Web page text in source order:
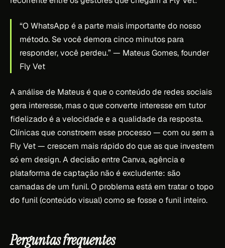
“O WhatsApp é a parte mais importante do nosso
método. Se você demora cinco minutos para
responder, você perdeu.”— Mateus Gomes, founder
Fly Vet
A análise de Mateus é que o conteúdo de redes sociais
gera interesse, mas o que converte interesse em tutor
fidelizado é a velocidade e a qualidade da resposta.
Clínicas que constroem esse processo — com ou sem a
Fly Vet — crescem mais rápido do que as que investem
só em design. A decisão entre Canva, agência e
plataforma de captação não é excludente: são
camadas de um funil. O problema está em tratar o topo
do funil (conteúdo visual) como se fosse o funil inteiro.
Perguntas frequentes